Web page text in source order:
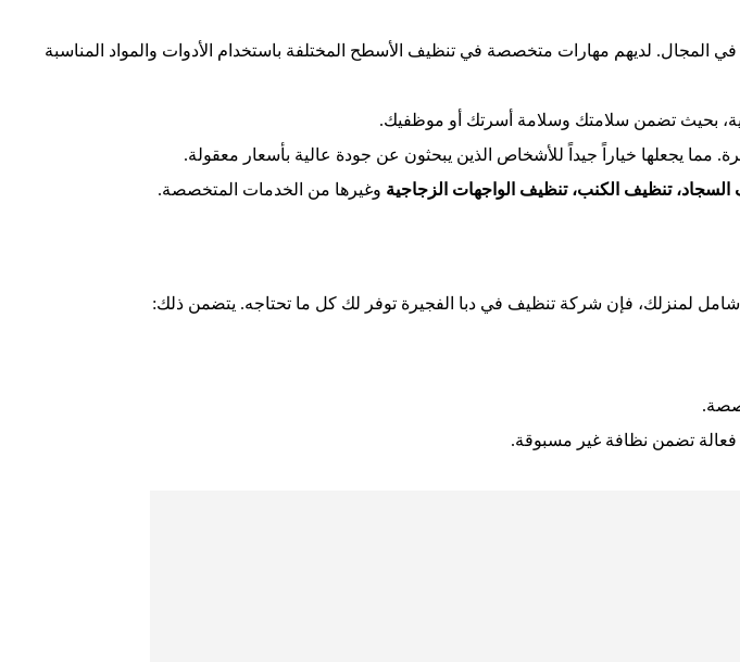
المجال. لديهم مهارات متخصصة في تنظيف الأسطح المختلفة باستخدام الأدوات والمواد المناسبة
بحيث تضمن سلامتك وسلامة أسرتك أو موظفيك.
مما يجعلها خياراً جيداً للأشخاص الذين يبحثون عن جودة عالية بأسعار معقولة.
تنظيف الكنب، تنظيف الواجهات الزجاجية وغيرها من الخدمات المتخصصة.
لمنزلك، فإن شركة تنظيف في دبا الفجيرة توفر لك كل ما تحتاجه. يتضمن ذلك:
فعالة تضمن نظافة غير مسبوقة.